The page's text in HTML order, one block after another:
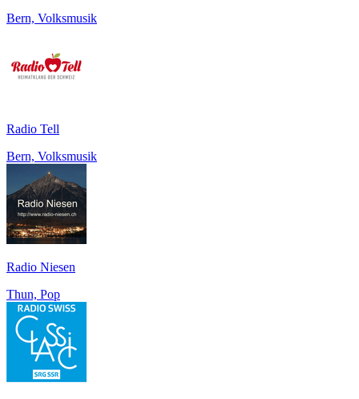
Bern, Volksmusik
Radio Tell
Bern, Volksmusik
Radio Niesen
Thun, Pop